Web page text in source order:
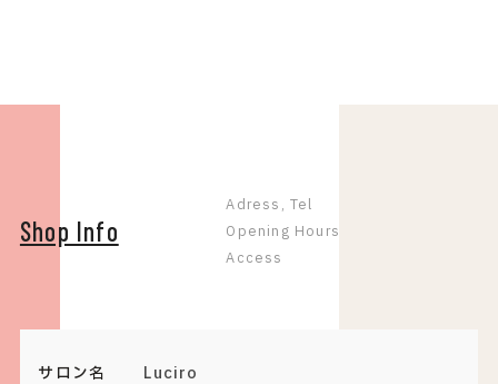
Shop Info
Adress, Tel
Opening Hours
Access
サロン名
Luciro